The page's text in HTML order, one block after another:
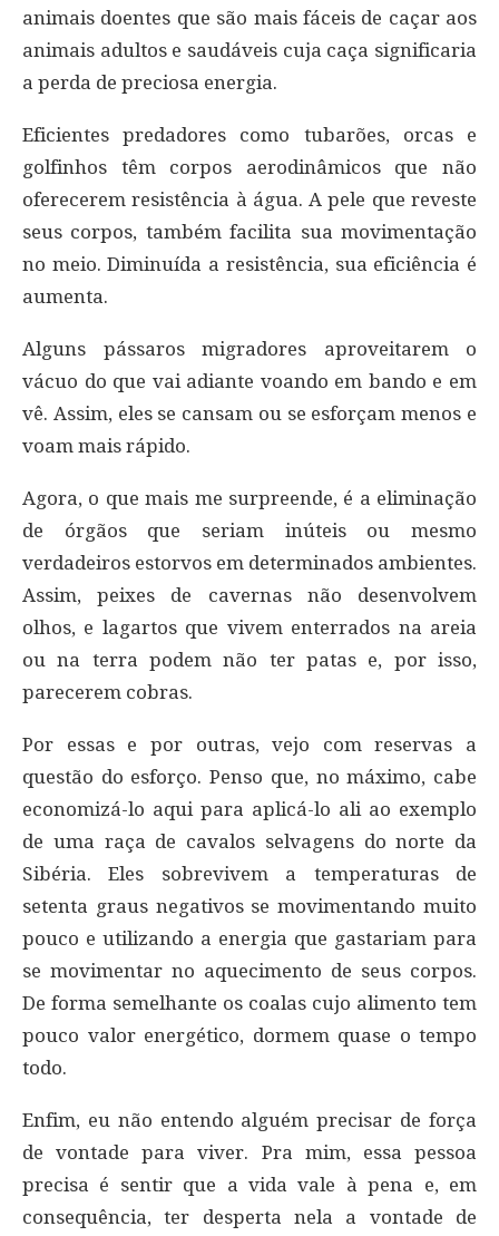
animais doentes que são mais fáceis de caçar aos
animais adultos e saudáveis cuja caça significaria
a perda de preciosa energia.
Eficientes predadores como tubarões, orcas e
golfinhos têm corpos aerodinâmicos que não
oferecerem resistência à água. A pele que reveste
seus corpos, também facilita sua movimentação
no meio. Diminuída a resistência, sua eficiência é
aumenta.
Alguns pássaros migradores aproveitarem o
vácuo do que vai adiante voando em bando e em
vê. Assim, eles se cansam ou se esforçam menos e
voam mais rápido.
Agora, o que mais me surpreende, é a eliminação
de órgãos que seriam inúteis ou mesmo
verdadeiros estorvos em determinados ambientes.
Assim, peixes de cavernas não desenvolvem
olhos, e lagartos que vivem enterrados na areia
ou na terra podem não ter patas e, por isso,
parecerem cobras.
Por essas e por outras, vejo com reservas a
questão do esforço. Penso que, no máximo, cabe
economizá-lo aqui para aplicá-lo ali ao exemplo
de uma raça de cavalos selvagens do norte da
Sibéria. Eles sobrevivem a temperaturas de
setenta graus negativos se movimentando muito
pouco e utilizando a energia que gastariam para
se movimentar no aquecimento de seus corpos.
De forma semelhante os coalas cujo alimento tem
pouco valor energético, dormem quase o tempo
todo.
Enfim, eu não entendo alguém precisar de força
de vontade para viver. Pra mim, essa pessoa
precisa é sentir que a vida vale à pena e, em
consequência, ter desperta nela a vontade de